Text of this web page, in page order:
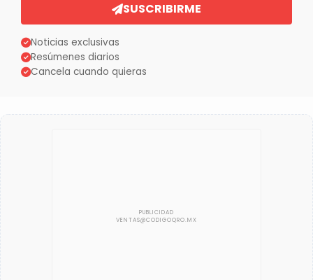
SUSCRIBIRME
Noticias exclusivas
Resúmenes diarios
Cancela cuando quieras